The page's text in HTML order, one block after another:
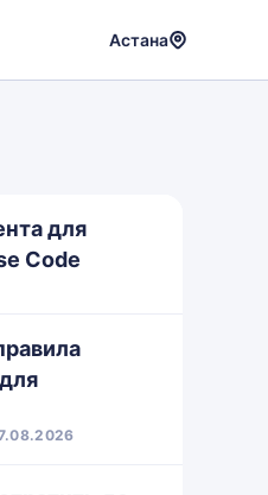
Астана
для
Code